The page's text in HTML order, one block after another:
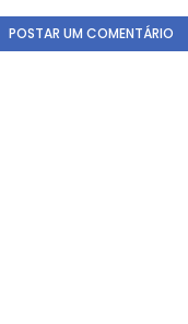
POSTAR UM COMENTÁRIO